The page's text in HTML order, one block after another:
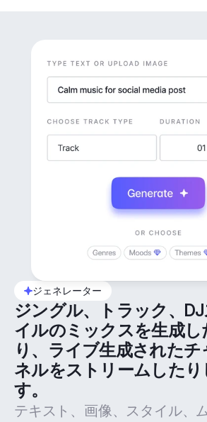
ジェネレーター
ジングル、トラック、DJ
イルのミックスを生成し
り、ライブ生成されたチ
ネルをストリームしたり
す。
テキスト、画像、スタイル、